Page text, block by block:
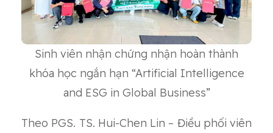
Sinh viên nhận chứng nhận hoàn thành
khóa học ngắn hạn “Artificial Intelligence
and ESG in Global Business”
Theo PGS. TS. Hui-Chen Lin – Điều phối viên